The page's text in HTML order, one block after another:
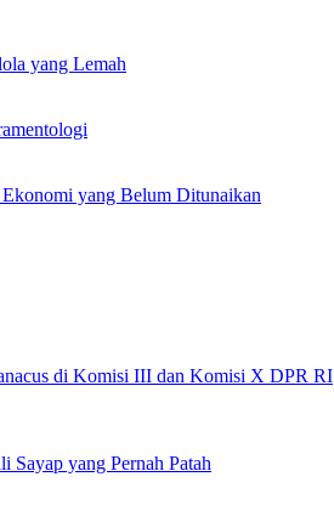
yang Lemah
yang Belum Ditunaikan
di Komisi III dan Komisi X DPR RI
yang Pernah Patah